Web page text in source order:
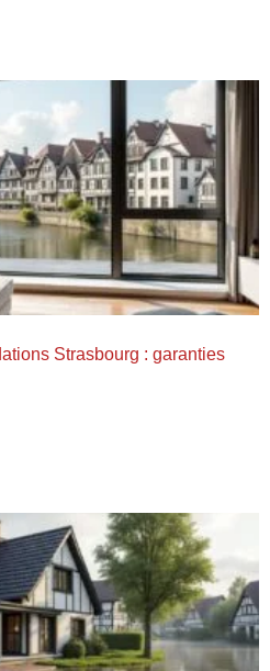
Strasbourg : garanties